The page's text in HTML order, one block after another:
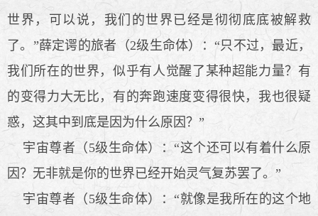
世界，可以说，我们的世界已经是彻彻底底被解救
了。”薛定谔的旅者（2级生命体）：“只不过，最近，
我们所在的世界，似乎有人觉醒了某种超能力量？有
的变得力大无比，有的奔跑速度变得很快，我也很疑
惑，这其中到底是因为什么原因？”
宇宙尊者（5级生命体）：“这个还可以有着什么原
因？无非就是你的世界已经开始灵气复苏罢了。”
宇宙尊者（5级生命体）：“就像是我所在的这个地